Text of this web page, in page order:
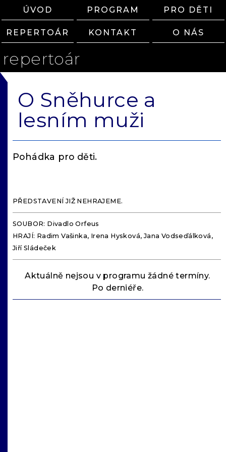
ÚVOD PROGRAM PRO DĚTI
REPERTOÁR KONTAKT O NÁS
repertoár
O Sněhurce a
lesním muži
Pohádka pro děti.
PŘEDSTAVENÍ JIŽ NEHRAJEME.
SOUBOR: Divadlo Orfeus
HRAJÍ: Radim Vašinka, Irena Hysková, Jana Vodseďálková,
Jiří Sládeček
Aktuálně nejsou v programu žádné termíny.
Po derniéře.